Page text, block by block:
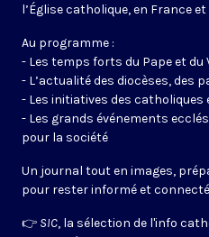
l’Église catholique, en France
Au programme :
- Les temps forts du Pape et du
- L’actualité des diocèses, des
- Les initiatives des catholiques
- Les grands événements
pour la société
Un journal tout en images,
pour rester informé et connecté
👉 SIC, la sélection de l'info